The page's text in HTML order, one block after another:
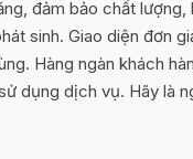
đảm bảo chất lượng,
sinh. Giao diện đơn
Hàng ngàn khách
dụng dịch vụ. Hãy là